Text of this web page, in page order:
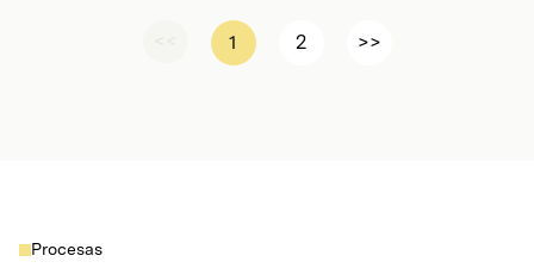
1
(current) 2 >>
Procesas